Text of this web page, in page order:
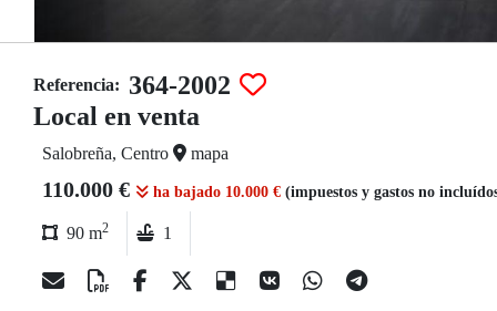
Referencia: 364-2002
Local en venta
Salobreña, Centro mapa
110.000 € ha bajado 10.000 € (impuestos y gastos no
90 m2 1